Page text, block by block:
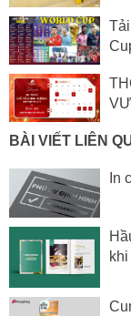
BÀI VIẾT LIÊN
In